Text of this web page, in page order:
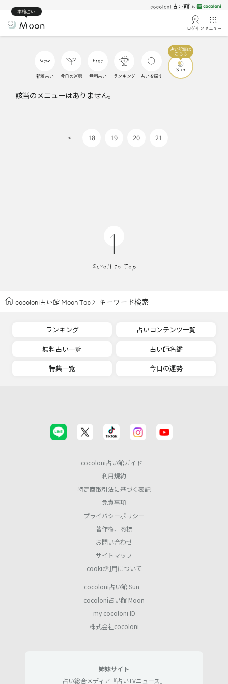
本格占い
ログイン メニュー
新着占い 今日の運勢 無料占い ランキング 占いを探す
該当のメニューはありません。
< 18 19 20 21
cocoloni占い館 Moon Top キーワード検索
ランキング
占いコンテンツ一覧
無料占い一覧
占い師名鑑
特集一覧
今日の運勢
cocoloni占い館ガイド
利用規約
特定商取引法に基づく表記
免責事項
プライバシーポリシー
著作権、商標
お問い合わせ
サイトマップ
cookie利用について
cocoloni占い館 Sun
cocoloni占い館 Moon
my cocoloni ID
株式会社cocoloni
姉妹サイト
占い総合メディア『占いTVニュース』